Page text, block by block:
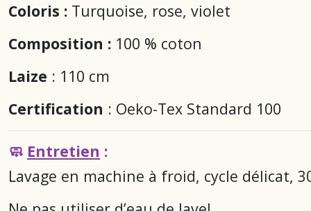
Coloris : Turquoise, rose, violet
Composition : 100 % coton
Laize : 110 cm
Certification : Oeko-Tex Standard 100
🧼 Entretien :
Lavage en machine à froid, cycle délicat,